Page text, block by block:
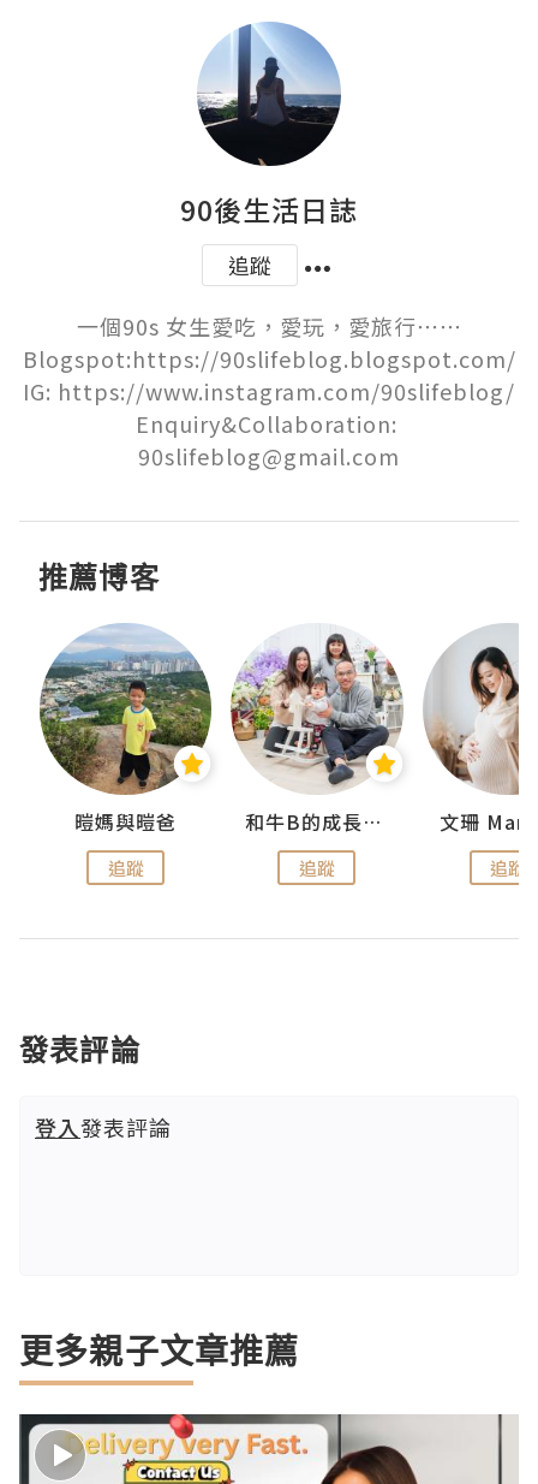
90後生活日誌
追蹤
一個90s 女生愛吃，愛玩，愛旅行⋯⋯
Blogspot:https://90slifeblog.blogspot.com/
IG: https://www.instagram.com/90slifeblog/
Enquiry&Collaboration:
90slifeblog@gmail.com
推薦博客
暟媽與暟爸
追蹤
和牛B的成長日記
追蹤
文珊
追蹤
發表評論
登入發表評論
更多親子文章推薦